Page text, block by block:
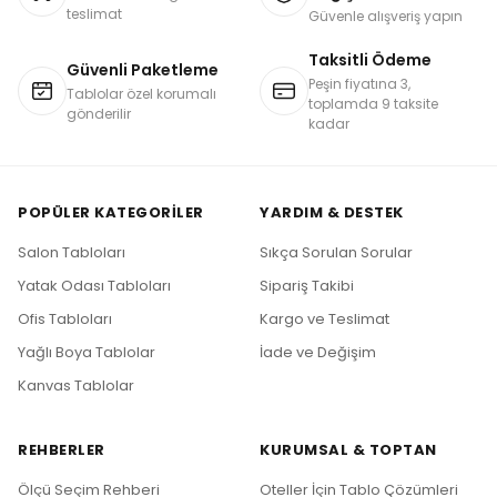
teslimat
Güvenle alışveriş yapın
Güvenli Paketleme
Tablolar özel korumalı
gönderilir
Taksitli Ödeme
Peşin fiyatına 3,
toplamda 9 taksite
kadar
POPÜLER KATEGORILER
Salon Tabloları
Yatak Odası Tabloları
Ofis Tabloları
Yağlı Boya Tablolar
Kanvas Tablolar
YARDIM & DESTEK
Sıkça Sorulan Sorular
Sipariş Takibi
Kargo ve Teslimat
İade ve Değişim
REHBERLER
Ölçü Seçim Rehberi
KURUMSAL & TOPTAN
Oteller İçin Tablo Çözümleri